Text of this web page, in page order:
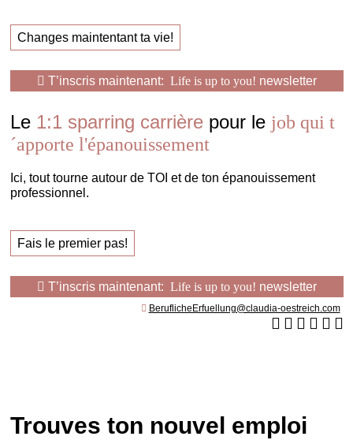
Changes maintentant ta vie!
T’inscris maintenant: Life is up to you! newsletter
Le 1:1 sparring carrièrepour le job qui t
´apporte l'épanouissement
Ici, tout tourne autour de TOI et de ton épanouissement
professionnel.
Fais le premier pas!
T’inscris maintenant: Life is up to you! newsletter
BeruflicheErfuellung@claudia-oestreich.com
Trouves ton nouvel emploi